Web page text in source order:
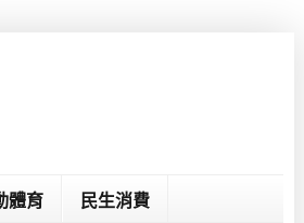
體育 民生消費